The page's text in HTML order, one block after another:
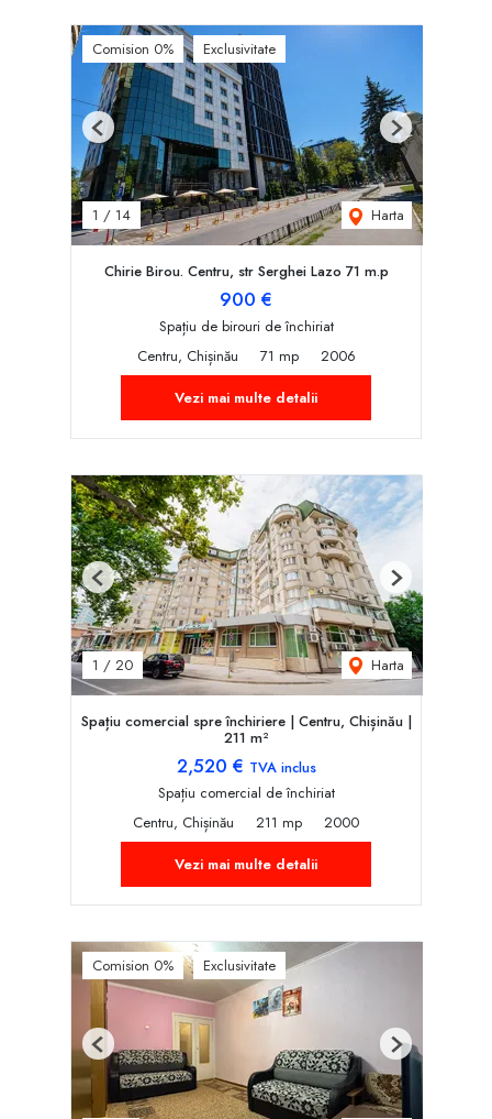
Comision 0% Exclusivitate
1 / 14 Harta
Previous Next
Chirie Birou. Centru, str Serghei Lazo 71 m.p
900 €
Spațiu de birouri de închiriat
Centru, Chișinău
71 mp
2006
Vezi mai multe detalii
1 / 20 Harta
Previous Next
Spațiu comercial spre închiriere | Centru, Chișinău |
211 m²
2,520 € TVA inclus
Spațiu comercial de închiriat
Centru, Chișinău
211 mp
2000
Vezi mai multe detalii
Comision 0% Exclusivitate
Previous Next